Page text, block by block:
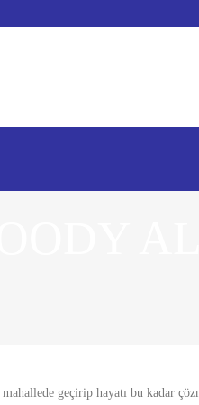
mahallede geçirip hayatı bu kadar